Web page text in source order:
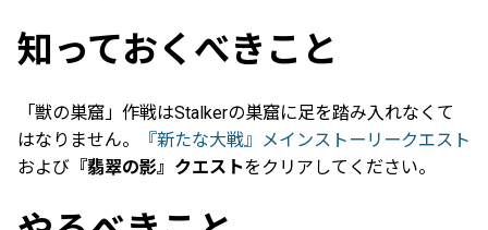
知っておくべきこと
「獣の巣窟」作戦はStalkerの巣窟に足を踏み入れなくて
はなりません。
『新たな大戦』メインストーリークエスト
および 『翡翠の影』クエストをクリアしてください。